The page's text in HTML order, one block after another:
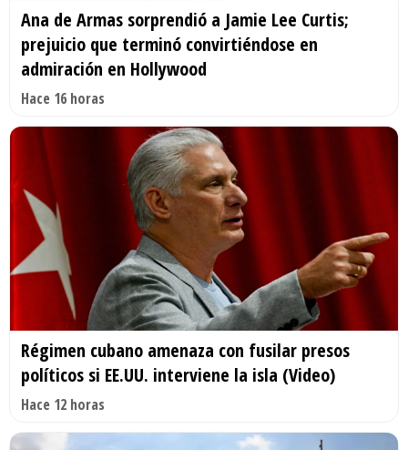
Ana de Armas sorprendió a Jamie Lee Curtis;
prejuicio que terminó convirtiéndose en
admiración en Hollywood
Hace 16 horas
Régimen cubano amenaza con fusilar presos
políticos si EE.UU. interviene la isla (Video)
Hace 12 horas